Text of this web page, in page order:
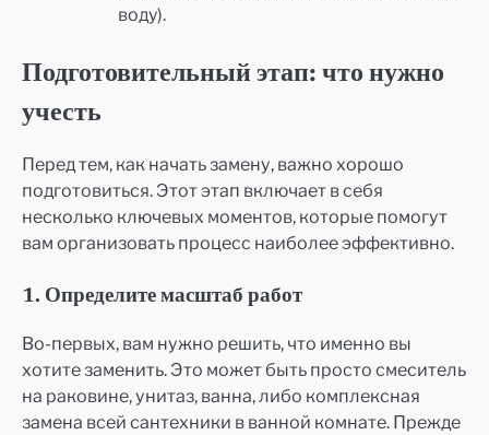
воду).
Подготовительный этап: что нужно
учесть
Перед тем, как начать замену, важно хорошо
подготовиться. Этот этап включает в себя
несколько ключевых моментов, которые помогут
вам организовать процесс наиболее эффективно.
1. Определите масштаб работ
Во-первых, вам нужно решить, что именно вы
хотите заменить. Это может быть просто смеситель
на раковине, унитаз, ванна, либо комплексная
замена всей сантехники в ванной комнате. Прежде